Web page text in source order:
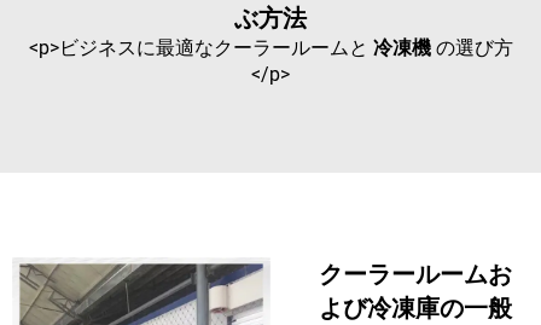
ぶ方法
<p>ビジネスに最適なクーラールームと 冷凍機 の選び方
</p>
クーラールームお
よび冷凍庫の一般